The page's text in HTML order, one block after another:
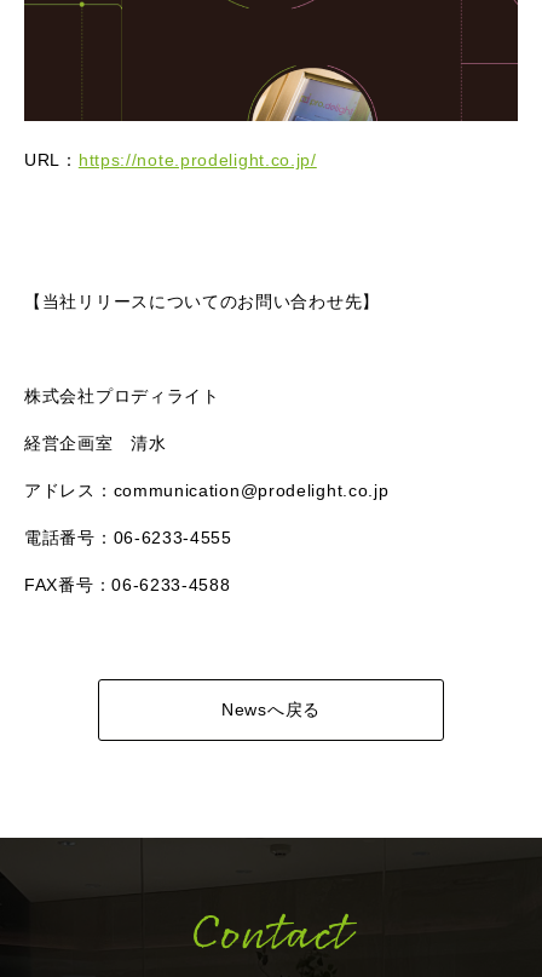
URL： https://note.prodelight.co.jp/
【当社リリースについてのお問い合わせ先】
株式会社プロディライト
経営企画室 清水
アドレス：communication@prodelight.co.jp
電話番号：06-6233-4555
FAX番号：06-6233-4588
Newsへ戻る
Contact